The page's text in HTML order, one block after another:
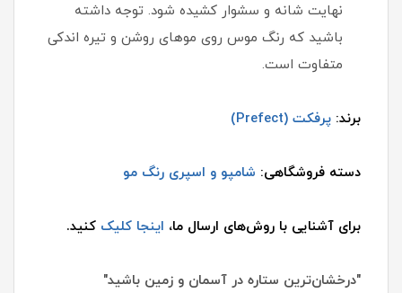
نهایت شانه و سشوار کشیده شود. توجه داشته
باشید که رنگ موس روی موهای روشن و تیره اندکی
متفاوت است.
برند: پرفکت (Prefect)
دسته فروشگاهی: شامپو و اسپری رنگ مو
برای آشنایی با روش‌های ارسال ما، اینجا کلیک کنید.
"درخشان‌ترین ستاره در آسمان و زمین باشید"